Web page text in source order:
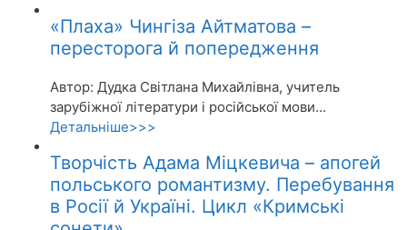
«Плаха» Чингіза Айтматова –
пересторога й попередження
Автор: Дудка Світлана Михайлівна, учитель
зарубіжної літератури і російської мови...
Детальніше>>>
Творчість Адама Міцкевича – апогей
польського романтизму. Перебування
в Росії й Україні. Цикл «Кримські